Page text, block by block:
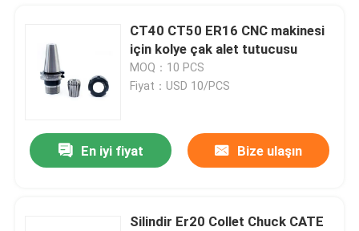
CT40 CT50 ER16 CNC makinesi
için kolye çak alet tutucusu
MOQ：10 PCS
Fiyat：USD 10/PCS
En iyi fiyat Bize ulaşın
Silindir Er20 Collet Chuck CATE